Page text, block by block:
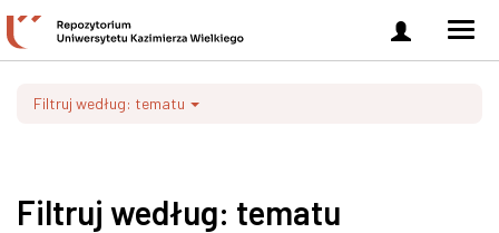
Zaloguj
się
Filtruj według: tematu
Filtruj według: tematu